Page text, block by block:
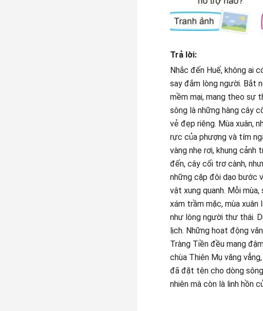
Trả lời:
Nhắc đến Huế, không ai
say đắm lòng người. Bắt
mềm mại, mang theo sự
sông là những hàng cây
vẻ đẹp riêng. Mùa xuân,
rực của phượng và tím
vàng nhẹ rơi, khung cảnh
đến, cây cối trơ cành,
những cặp đôi dạo bước
vật xung quanh. Mỗi
xám trầm mặc, mùa
như lòng người thư thái.
lịch. Những hoạt động
Tràng Tiền đều mang
chùa Thiên Mụ văng
đã đặt tên cho dòng
nhiên mà còn là linh hồn